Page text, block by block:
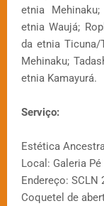
etnia
etnia Waujá;
da etnia Ticuna/
Mehinaku;
etnia Kamayurá.
Serviço:
Estética
Local: Galeria
Endereço: SCLN
Coquetel de